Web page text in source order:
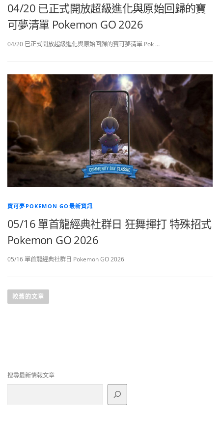
04/20 已正式開放超級進化與原始回歸的寶
可夢清單 Pokemon GO 2026
04/20 已正式開放超級進化與原始回歸的寶可夢清單 Pok …
寶可夢POKEMON GO最新資訊
05/16 單首龍經典社群日 狂舞揮打 特殊招式
Pokemon GO 2026
05/16 單首龍經典社群日 Pokemon GO 2026
章
較舊的文章
搜尋最新情報文章